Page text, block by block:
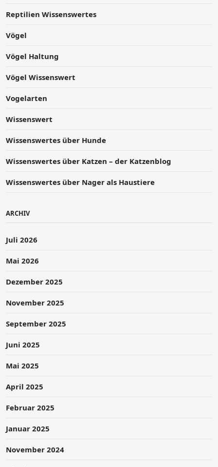
Reptilien Wissenswertes
Vögel
Vögel Haltung
Vögel Wissenswert
Vogelarten
Wissenswert
Wissenswertes über Hunde
Wissenswertes über Katzen – der Katzenblog
Wissenswertes über Nager als Haustiere
ARCHIV
Juli 2026
Mai 2026
Dezember 2025
November 2025
September 2025
Juni 2025
Mai 2025
April 2025
Februar 2025
Januar 2025
November 2024